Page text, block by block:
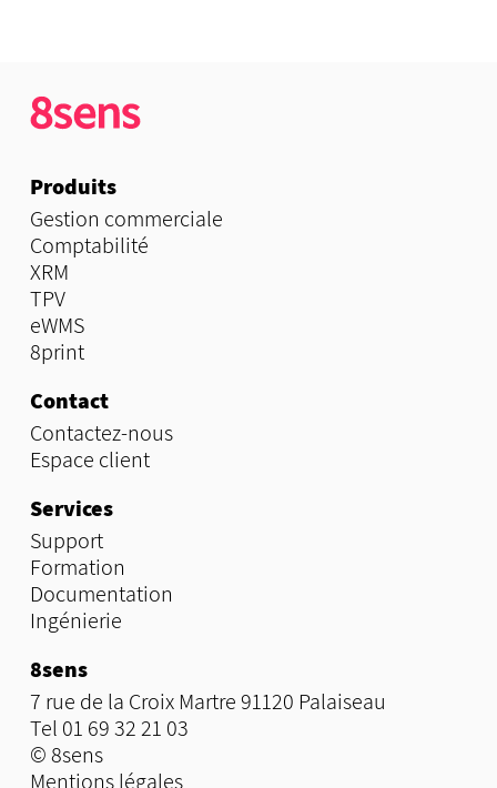
Produits
Gestion commerciale
Comptabilité
XRM
TPV
eWMS
8print
Contact
Contactez-nous
Espace client
Services
Support
Formation
Documentation
Ingénierie
8sens
7 rue de la Croix Martre 91120 Palaiseau
Tel 01 69 32 21 03
© 8sens
Mentions légales